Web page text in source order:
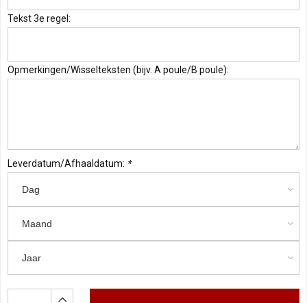
Tekst 3e regel:
Opmerkingen/Wisselteksten (bijv. A poule/B poule):
Leverdatum/Afhaaldatum: *